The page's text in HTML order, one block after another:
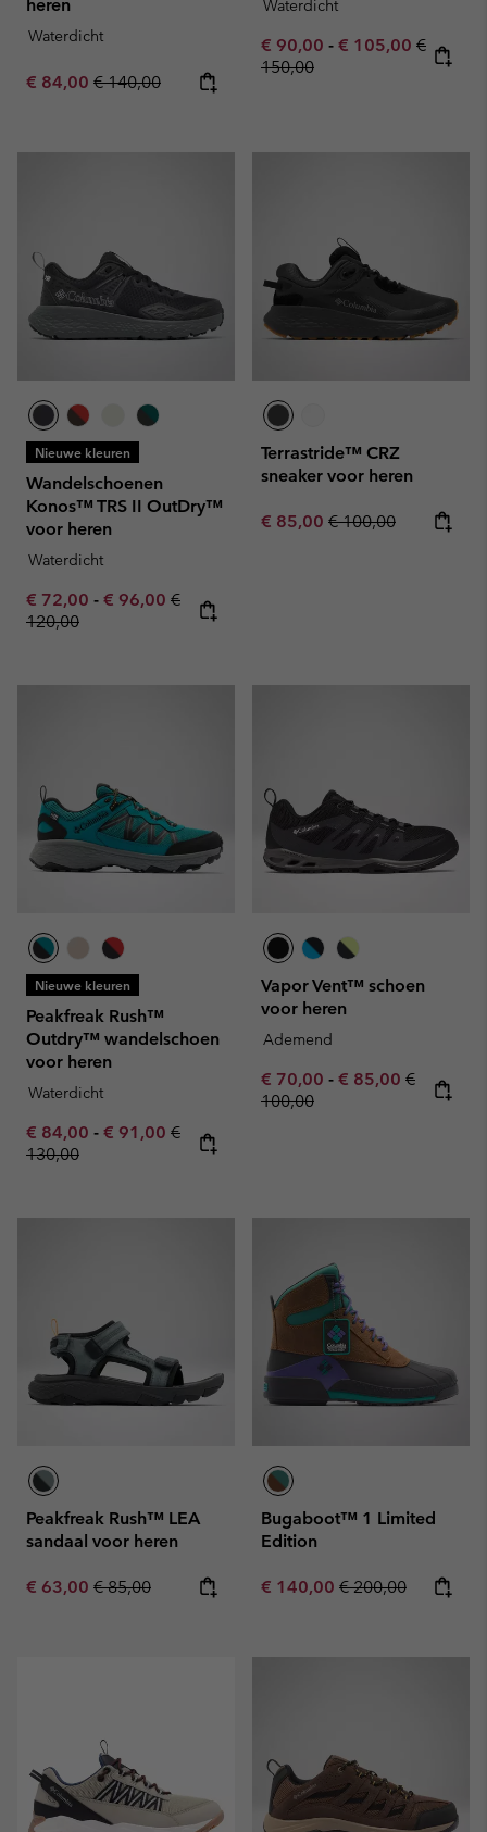
heren
Waterdicht
Sale price:
€ 84,00 Regular price:
€ 140,00
Waterdicht
Minimum sale price:
€ 90,00 - Maximum sale
€ 105,00 Regular
€
150,00
Nieuwe kleuren
Wandelschoenen
Konos™ TRS II OutDry™
voor heren
Waterdicht
Minimum sale price:
€ 72,00 - Maximum sale price:
€ 96,00 Regular price:
€
120,00
Terrastride™ CRZ
sneaker voor heren
Sale price:
€ 85,00 Regular price:
€ 100,00
Nieuwe kleuren
Peakfreak Rush™
Outdry™ wandelschoen
voor heren
Waterdicht
Minimum sale price:
€ 84,00 - Maximum sale price:
€ 91,00 Regular price:
€
130,00
Vapor Vent™ schoen
voor heren
Ademend
Minimum sale price:
€ 70,00 - Maximum sale
€ 85,00 Regular
€
100,00
Peakfreak Rush™ LEA
sandaal voor heren
Sale price:
€ 63,00 Regular price:
€ 85,00
Bugaboot™ 1 Limited
Edition
Sale price:
€ 140,00 Regular price:
€ 200,00